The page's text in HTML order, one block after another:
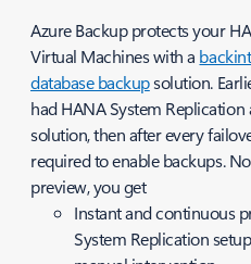
Azure Backup protects your
Virtual Machines with a
database backupsolution.
had HANA System Replication
solution, then after every
required to enable backups.
preview, you get
Instant and continuous
System Replication